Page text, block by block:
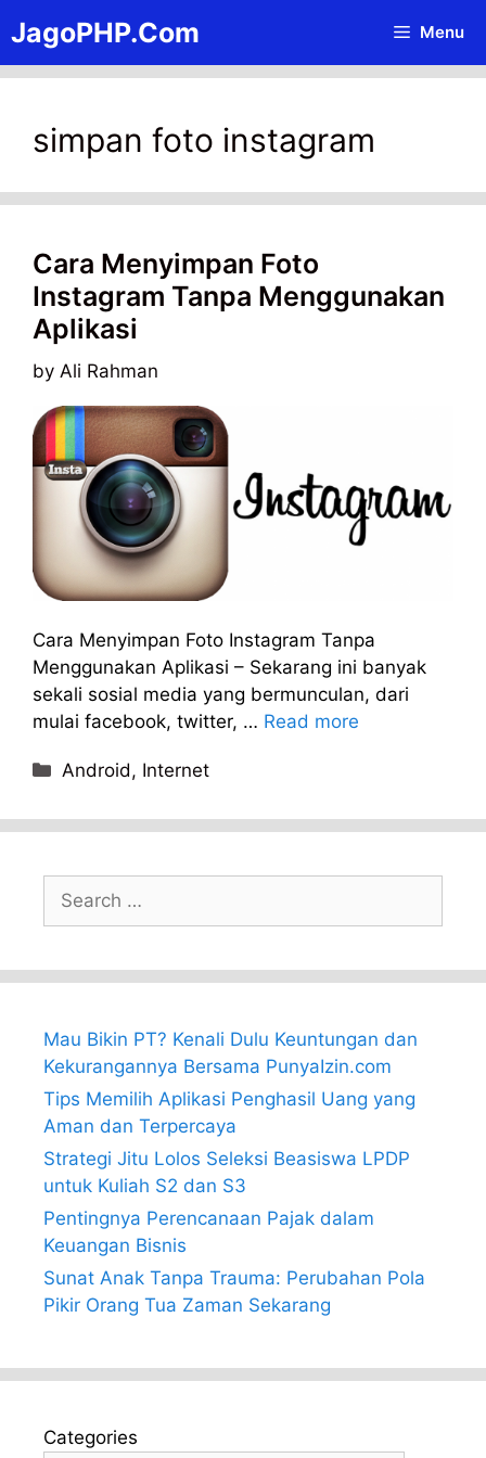
to
content
JagoPHP.Com Menu
simpan foto instagram
Cara Menyimpan Foto
Instagram Tanpa Menggunakan
Aplikasi
by Ali Rahman
Cara Menyimpan Foto Instagram Tanpa
Menggunakan Aplikasi – Sekarang ini banyak
sekali sosial media yang bermunculan, dari
mulai facebook, twitter, … Read more
Categories
Android, Internet
for:
Mau Bikin PT? Kenali Dulu Keuntungan dan
Kekurangannya Bersama PunyaIzin.com
Tips Memilih Aplikasi Penghasil Uang yang
Aman dan Terpercaya
Strategi Jitu Lolos Seleksi Beasiswa LPDP
untuk Kuliah S2 dan S3
Pentingnya Perencanaan Pajak dalam
Keuangan Bisnis
Sunat Anak Tanpa Trauma: Perubahan Pola
Pikir Orang Tua Zaman Sekarang
Categories